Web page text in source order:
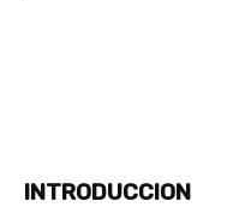
INTRODUCCION